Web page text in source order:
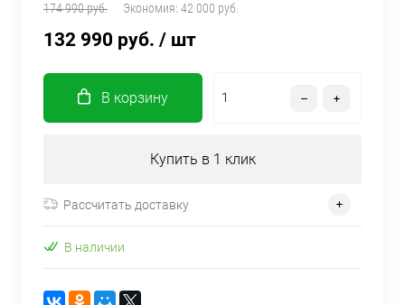
174 990 руб. Экономия: 42 000 руб.
132 990 руб. / шт
В корзину
Купить в 1 клик
Рассчитать доставку
В наличии